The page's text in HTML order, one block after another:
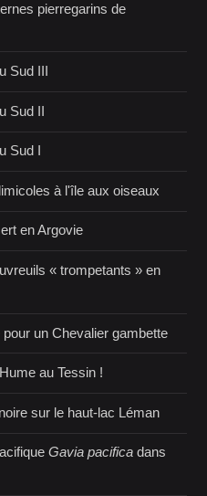
pierregarins de
Sud III
Sud II
Sud I
à l'île aux oiseaux
en Argovie
« trompetants » en
un Chevalier gambette
au Tessin !
sur le haut-lac Léman
Gavia pacifica dans